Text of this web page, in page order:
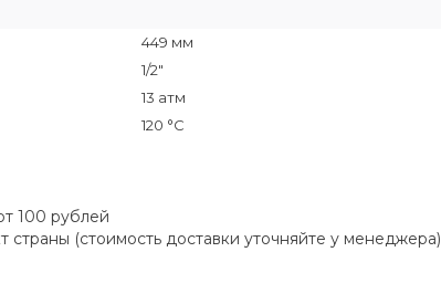
449 мм
1/2"
13 атм
120 °C
100 рублей
(стоимость доставки уточняйте у менеджера)